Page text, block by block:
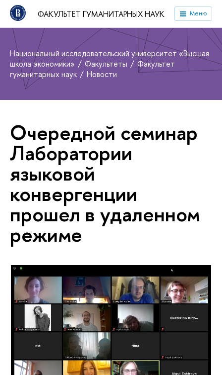
ФАКУЛЬТЕТ ГУМАНИТАРНЫХ НАУК Меню
Национальный исследовательский университет «Высшая
школа экономики»
Факультеты
Факультет
гуманитарных наук
Новости
Очередной семинар
Лаборатории
языковой
конвергенции
прошел в удаленном
режиме